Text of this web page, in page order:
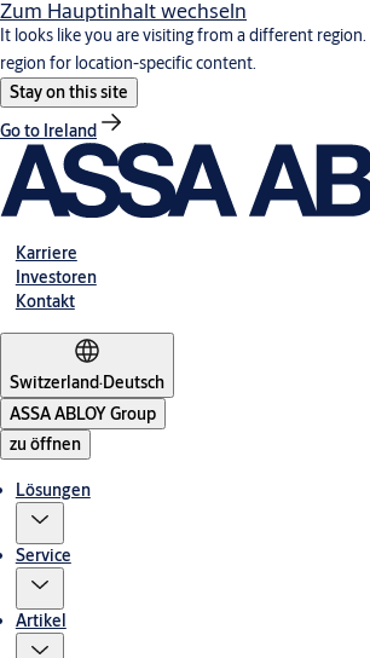
Zum Hauptinhalt wechseln
It looks like you are visiting from a different
region for location-specific content.
Stay on this site
Go to Ireland
Karriere
Investoren
Kontakt
Switzerland·Deutsch
ASSA ABLOY Group
zu öffnen
Lösungen
Service
Artikel